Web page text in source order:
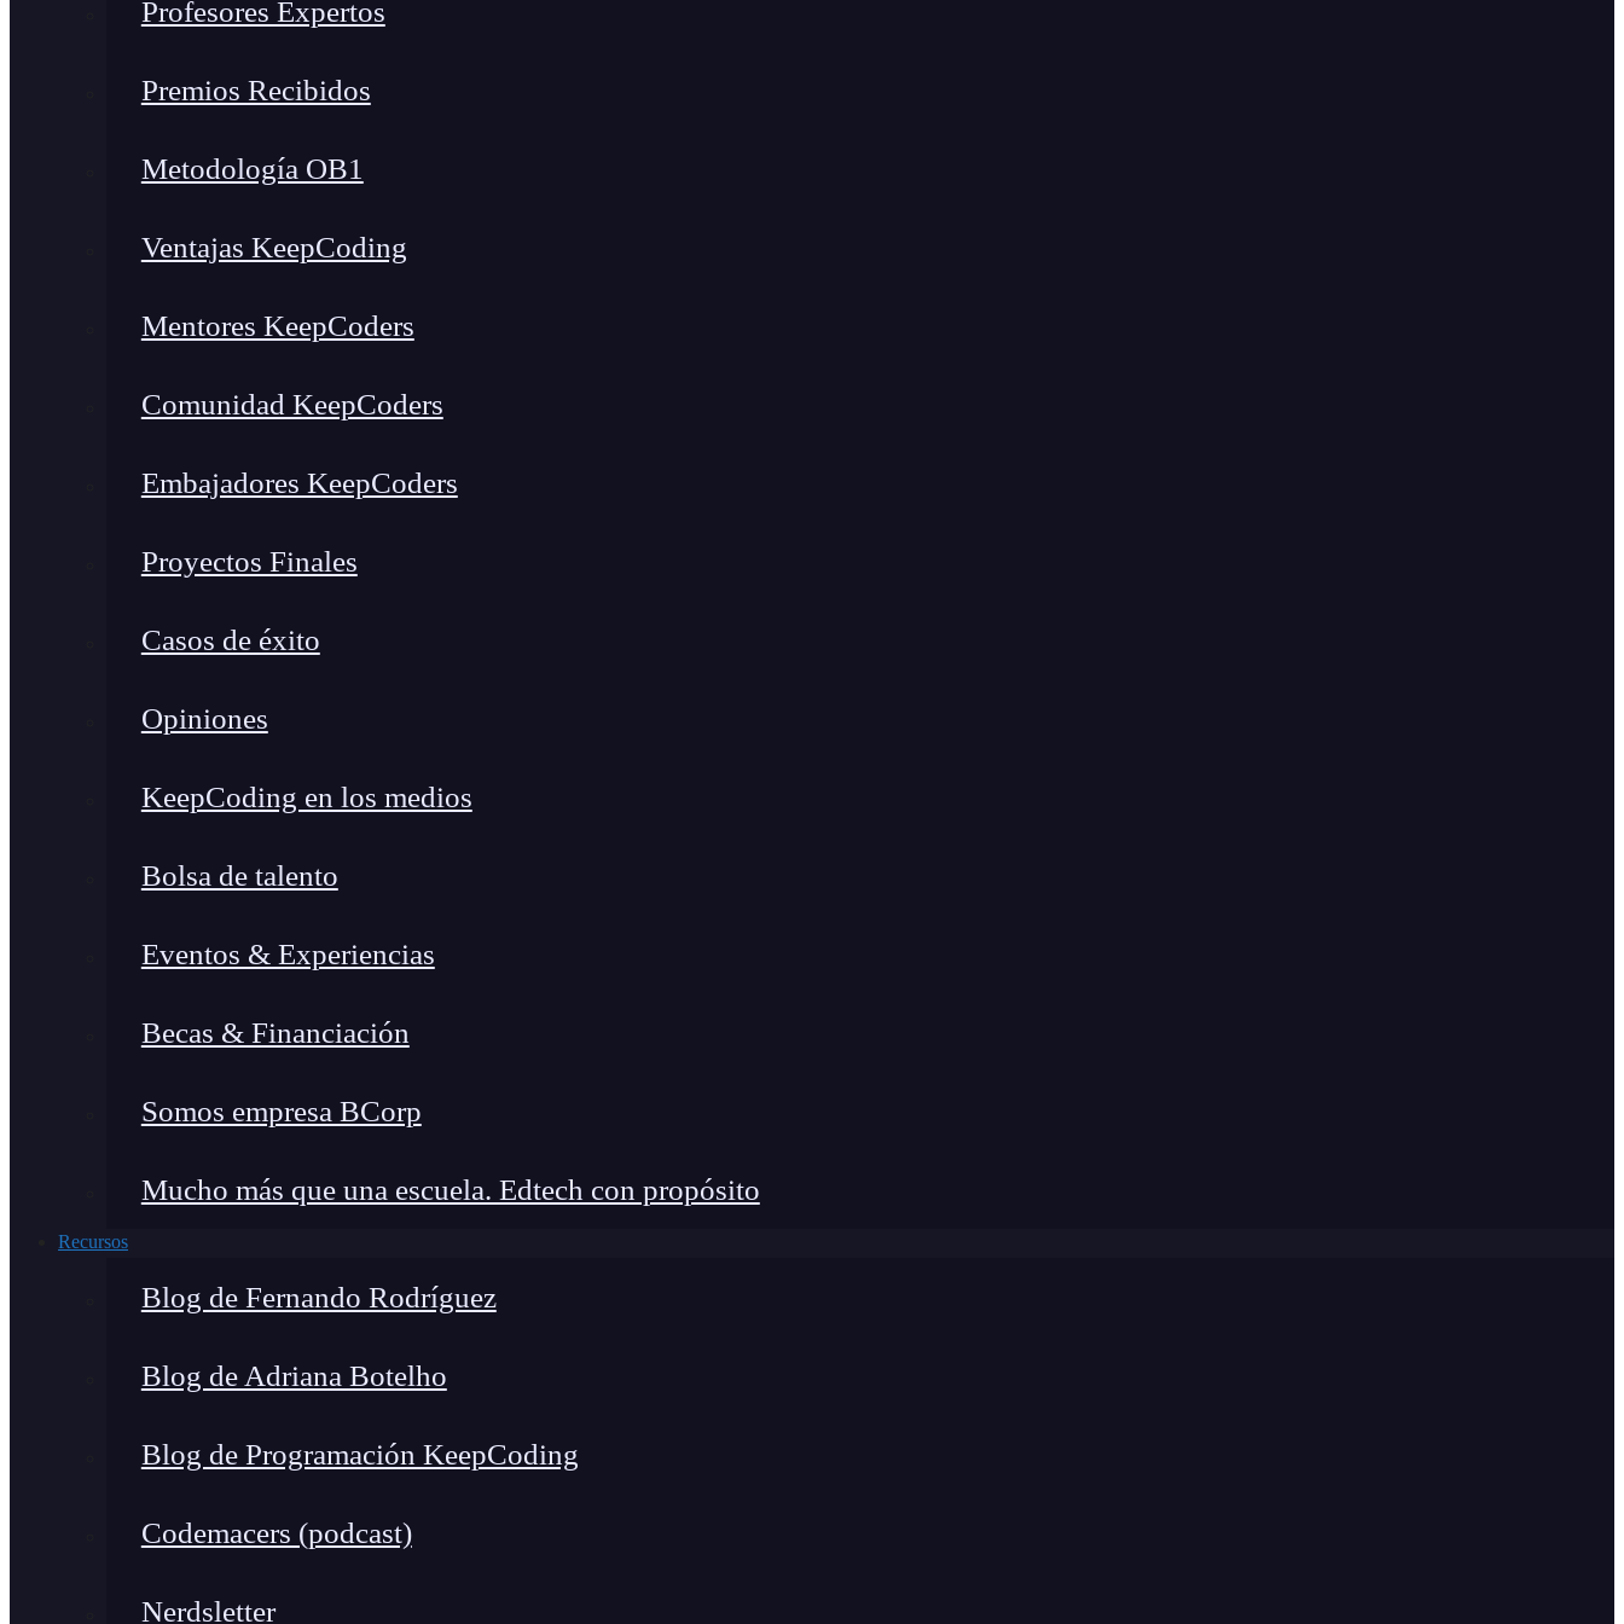
Profesores Expertos
Premios Recibidos
Metodología OB1
Ventajas KeepCoding
Mentores KeepCoders
Comunidad KeepCoders
Embajadores KeepCoders
Proyectos Finales
Casos de éxito
Opiniones
KeepCoding en los medios
Bolsa de talento
Eventos & Experiencias
Becas & Financiación
Somos empresa BCorp
Mucho más que una escuela. Edtech con propósito
Recursos
Blog de Fernando Rodríguez
Blog de Adriana Botelho
Blog de Programación KeepCoding
Codemacers (podcast)
Nerdsletter